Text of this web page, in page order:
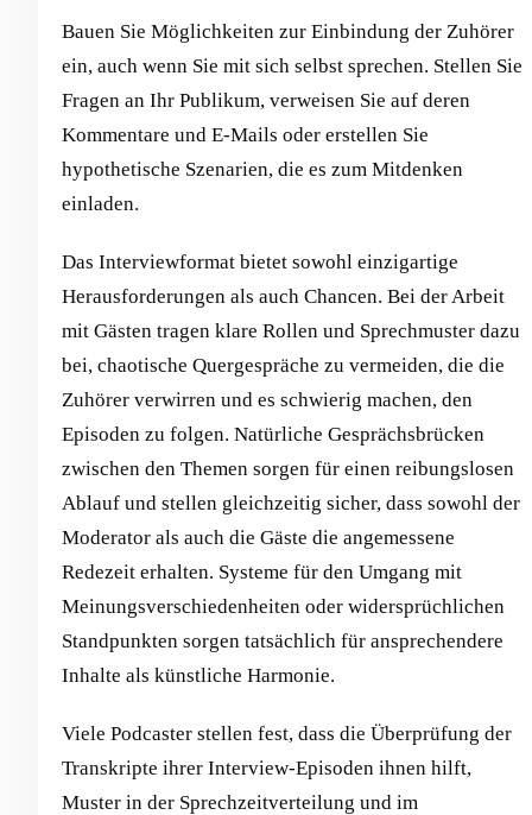
Bauen Sie Möglichkeiten zur Einbindung der Zuhörer
ein, auch wenn Sie mit sich selbst sprechen. Stellen Sie
Fragen an Ihr Publikum, verweisen Sie auf deren
Kommentare und E-Mails oder erstellen Sie
hypothetische Szenarien, die es zum Mitdenken
einladen.
Das Interviewformat bietet sowohl einzigartige
Herausforderungen als auch Chancen. Bei der Arbeit
mit Gästen tragen klare Rollen und Sprechmuster dazu
bei, chaotische Quergespräche zu vermeiden, die die
Zuhörer verwirren und es schwierig machen, den
Episoden zu folgen. Natürliche Gesprächsbrücken
zwischen den Themen sorgen für einen reibungslosen
Ablauf und stellen gleichzeitig sicher, dass sowohl der
Moderator als auch die Gäste die angemessene
Redezeit erhalten. Systeme für den Umgang mit
Meinungsverschiedenheiten oder widersprüchlichen
Standpunkten sorgen tatsächlich für ansprechendere
Inhalte als künstliche Harmonie.
Viele Podcaster stellen fest, dass die Überprüfung der
Transkripte ihrer Interview-Episoden ihnen hilft,
Muster in der Sprechzeitverteilung und im